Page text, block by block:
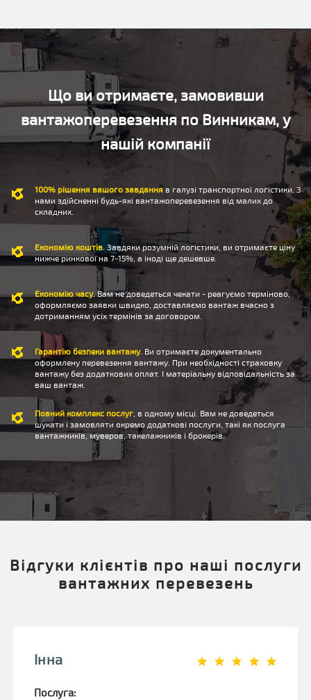
Що ви отримаєте, замовивши
вантажоперевезення по Винникам, у
нашій компанії
100% рішення вашого завданняв галузі транспортної логістики. З
нами здійсненні будь-які вантажоперевезення від малих до
складних.
Економію коштів . Завдяки розумній логістики, ви отримаєте ціну
нижче ринкової на 7-15%, а іноді ще дешевше.
Економію часу. Вам не доведеться чекати - реагуємо терміново,
оформляємо заявки швидко, доставляємо вантаж вчасно з
дотриманням усіх термінів за договором.
Гарантію безпеки вантажу. Ви отримаєте документально
оформлену перевезення вантажу. При необхідності страховку
вантажу без додаткових оплат. І матеріальну відповідальність за
ваш вантаж.
Повний комплекс послуг , в одному місці. Вам не доведеться
шукати і замовляти окремо додаткові послуги, такі як послуга
вантажників, муверов, такелажників і брокерів.
Відгуки клієнтів про наші послуги
вантажних перевезень
Інна
Послуга: